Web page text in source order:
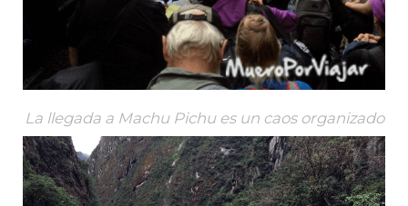
La llegada a Machu Pichu es un caos organizado